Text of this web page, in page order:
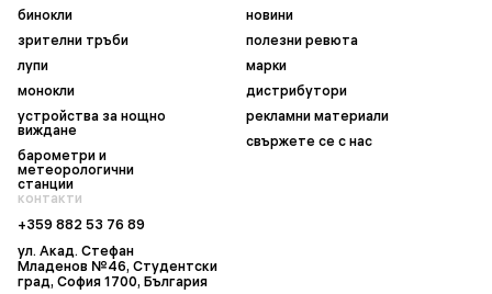
бинокли
зрителни тръби
лупи
монокли
устройства за нощно
виждане
барометри и
метеорологични
станции
новини
полезни ревюта
марки
дистрибутори
рекламни материали
свържете се с нас
контакти
+359 882 53 76 89
ул. Акад. Стефан
Младенов №46, Студентски
град, София 1700, България